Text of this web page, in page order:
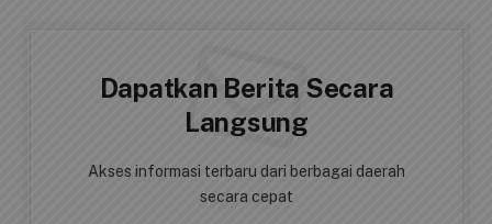
Dapatkan Berita Secara
Langsung
Akses informasi terbaru dari berbagai daerah
secara cepat